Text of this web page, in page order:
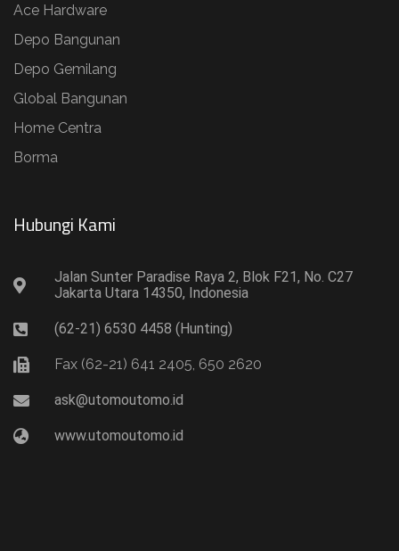
Ace Hardware
Depo Bangunan
Depo Gemilang
Global Bangunan
Home Centra
Borma
Hubungi Kami​
Jalan Sunter Paradise Raya 2, Blok F21, No. C27
Jakarta Utara 14350, Indonesia
(62-21) 6530 4458 (Hunting)
Fax (62-21) 641 2405, 650 2620
ask@utomoutomo.id
www.utomoutomo.id